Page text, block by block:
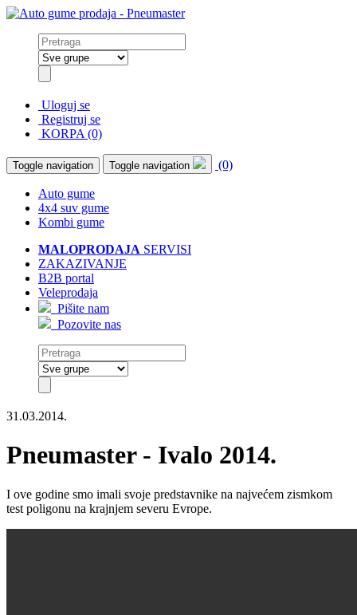
Uloguj se
Registruj se
KORPA (0)
Toggle navigation Toggle navigation (0)
Auto gume
4x4 suv gume
Kombi gume
MALOPRODAJA SERVISI
ZAKAZIVANJE
B2B portal
Veleprodaja
Pišite nam
Pozovite nas
31.03.2014.
Pneumaster - Ivalo 2014.
I ove godine smo imali svoje predstavnike na najvećem zismkom
test poligonu na krajnjem severu Evrope.